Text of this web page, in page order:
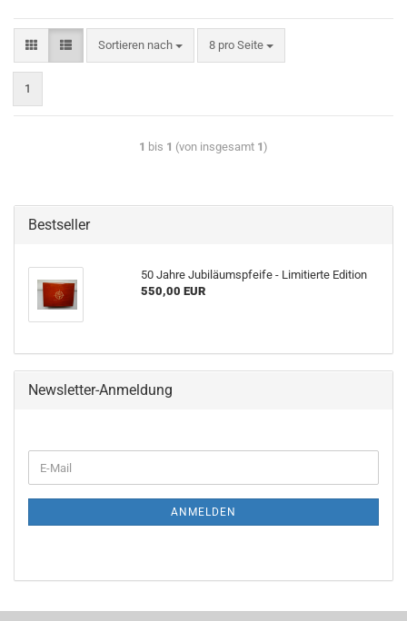
Sortieren nach 8 pro Seite
1
1 bis 1 (von insgesamt 1)
Bestseller
50 Jahre Jubiläumspfeife - Limitierte Edition
550,00 EUR
Newsletter-Anmeldung
ANMELDEN